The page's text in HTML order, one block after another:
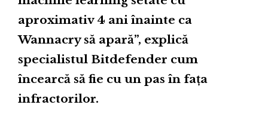
aproximativ 4 ani înainte ca
Wannacry să apară”, explică
specialistul Bitdefender cum
încearcă să fie cu un pas în fața
infractorilor.